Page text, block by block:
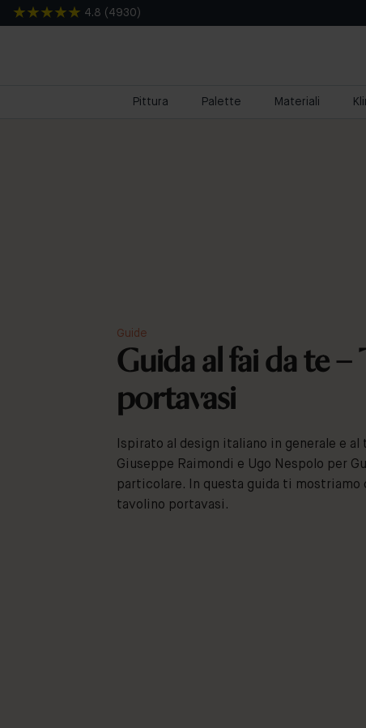
4.8 ( 4930 )
Pittura Palette Materiali
Guide
Guida al fai da te –
portavasi
Ispirato al design italiano in generale e
Giuseppe Raimondi e Ugo Nespolo per
particolare. In questa guida ti
tavolino portavasi.